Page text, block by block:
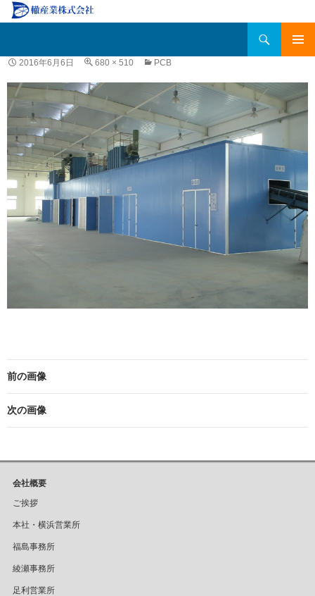
ン
テ
ン
ツ
へ
移
動
2016年6月6日 680 × 510 PCB
前の画像
次の画像
会社概要
ご挨拶
本社・横浜営業所
福島事務所
綾瀬事務所
足利営業所